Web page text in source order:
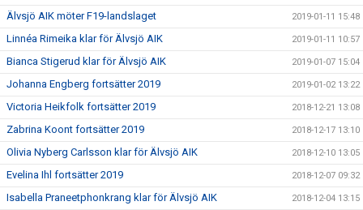
Älvsjö AIK möter F19-landslaget 2019-01-11 15:48
Linnéa Rimeika klar för Älvsjö AIK 2019-01-11 10:57
Bianca Stigerud klar för Älvsjö AIK 2019-01-07 15:04
Johanna Engberg fortsätter 2019 2019-01-02 13:22
Victoria Heikfolk fortsätter 2019 2018-12-21 13:08
Zabrina Koont fortsätter 2019 2018-12-17 13:10
Olivia Nyberg Carlsson klar för Älvsjö AIK 2018-12-10 13:05
Evelina Ihl fortsätter 2019 2018-12-07 09:32
Isabella Praneetphonkrang klar för Älvsjö AIK 2018-12-04 13:15